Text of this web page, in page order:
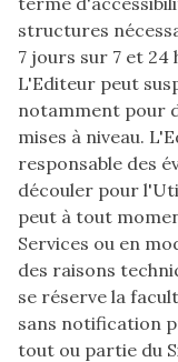
structures
7 jours sur 7 et 24
L'Editeur peut
notamment pour
mises à niveau.
responsable des
découler pour
peut à tout
Services ou en
des raisons
se réserve la
sans notification
tout ou partie du